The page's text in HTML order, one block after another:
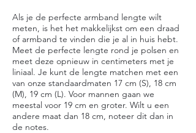
Als je de perfecte armband lengte wilt
meten, is het het makkelijkst om een draad
of armband te vinden die je al in huis hebt.
Meet de perfecte lengte rond je polsen en
meet deze opnieuw in centimeters met je
liniaal. Je kunt de lengte matchen met een
van onze standaardmaten 17 cm (S), 18 cm
(M), 19 cm (L). Voor mannen gaan we
meestal voor 19 cm en groter. Wilt u een
andere maat dan 18 cm, noteer dit dan in
de notes.